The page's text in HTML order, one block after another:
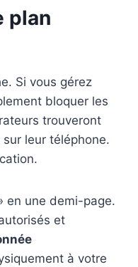
plan
Si vous gérez
bloquer les
trouveront
leur téléphone.
en une demi-page.
et
à votre